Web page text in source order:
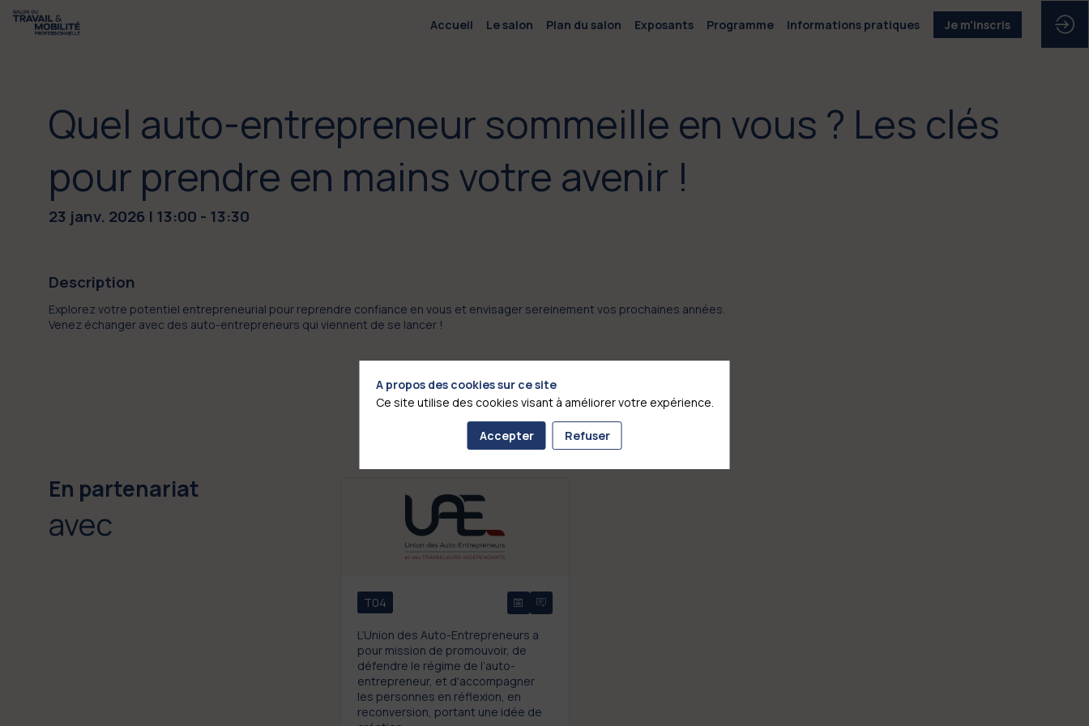
Accueil Le salon Plan du salon Exposants Programme Informations pratiques Je m'inscris
Quel auto-entrepreneur sommeille en vous ? Les clés
pour prendre en mains votre avenir !
23 janv. 2026 | 13:00 - 13:30
Description
Explorez votre potentiel entrepreneurial pour reprendre confiance en vous et envisager sereinement vos prochaines années.
Venez échanger avec des auto-entrepreneurs qui viennent de se lancer !
En partenariat
avec
T04
L’Union des Auto-Entrepreneurs a
pour mission de promouvoir, de
défendre le régime de l’auto-
entrepreneur, et d'accompagner
les personnes en réflexion, en
reconversion, portant une idée de
A propos des cookies sur ce site
Ce site utilise des cookies visant à améliorer votre expérience.
Accepter Refuser